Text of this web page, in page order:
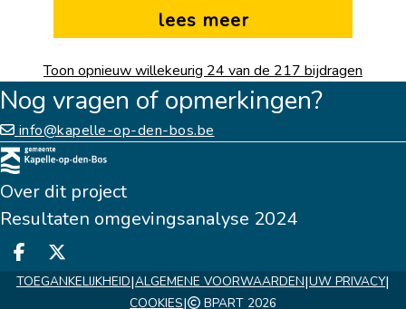
lees meer
Toon opnieuw willekeurig 24 van de 217 bijdragen
Nog vragen of opmerkingen?
info@kapelle-op-den-bos.be
Over dit project
Resultaten omgevingsanalyse 2024
Deel op facebook
Deel op X
TOEGANKELIJKHEID|ALGEMENE VOORWAARDEN|UW PRIVACY|
COOKIES| BPART 2026